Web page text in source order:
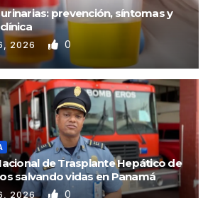
prevención, síntomas y
2026 0
de Trasplante Hepático de
salvando vidas en Panamá
2026 0